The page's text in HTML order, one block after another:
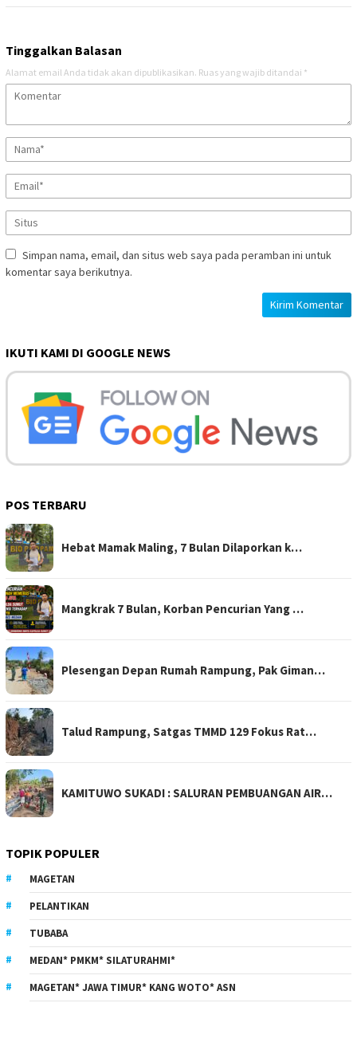
Tinggalkan Balasan
Alamat email Anda tidak akan dipublikasikan. Ruas yang wajib ditandai *
Simpan nama, email, dan situs web saya pada peramban ini untuk
komentar saya berikutnya.
IKUTI KAMI DI GOOGLE NEWS
POS TERBARU
Hebat Mamak Maling, 7 Bulan Dilaporkan k…
Mangkrak 7 Bulan, Korban Pencurian Yang …
Plesengan Depan Rumah Rampung, Pak Giman…
Talud Rampung, Satgas TMMD 129 Fokus Rat…
KAMITUWO SUKADI : SALURAN PEMBUANGAN AIR…
TOPIK POPULER
MAGETAN
PELANTIKAN
TUBABA
MEDAN* PMKM* SILATURAHMI*
MAGETAN* JAWA TIMUR* KANG WOTO* ASN